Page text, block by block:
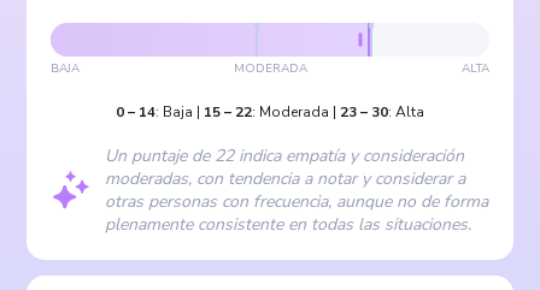
BAJA MODERADA ALTA
0– 14: Baja | 15– 22: Moderada | 23– 30: Alta
Un puntaje de 22 indica empatía y consideración
moderadas, con tendencia a notar y considerar a
otras personas con frecuencia, aunque no de forma
plenamente consistente en todas las situaciones.